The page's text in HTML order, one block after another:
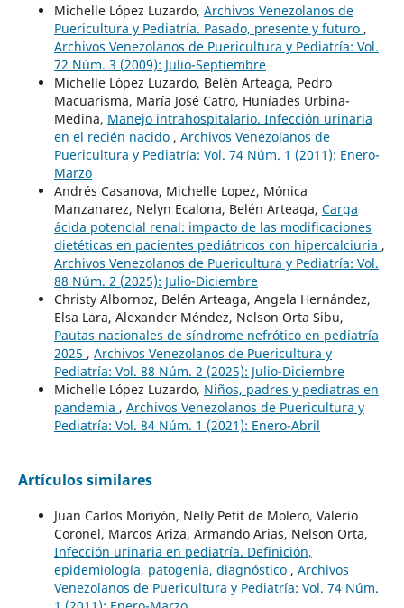
Michelle López Luzardo, Archivos Venezolanos de
Puericultura y Pediatría. Pasado, presente y futuro ,
Archivos Venezolanos de Puericultura y Pediatría: Vol.
72 Núm. 3 (2009): Julio-Septiembre
Michelle López Luzardo, Belén Arteaga, Pedro
Macuarisma, María José Catro, Huníades Urbina-
Medina, Manejo intrahospitalario. Infección urinaria
en el recién nacido , Archivos Venezolanos de
Puericultura y Pediatría: Vol. 74 Núm. 1 (2011): Enero-
Marzo
Andrés Casanova, Michelle Lopez, Mónica
Manzanarez, Nelyn Ecalona, Belén Arteaga, Carga
ácida potencial renal: impacto de las modificaciones
dietéticas en pacientes pediátricos con hipercalciuria ,
Archivos Venezolanos de Puericultura y Pediatría: Vol.
88 Núm. 2 (2025): Julio-Diciembre
Christy Albornoz, Belén Arteaga, Angela Hernández,
Elsa Lara, Alexander Méndez, Nelson Orta Sibu,
Pautas nacionales de síndrome nefrótico en pediatría
2025 , Archivos Venezolanos de Puericultura y
Pediatría: Vol. 88 Núm. 2 (2025): Julio-Diciembre
Michelle López Luzardo, Niños, padres y pediatras en
pandemia , Archivos Venezolanos de Puericultura y
Pediatría: Vol. 84 Núm. 1 (2021): Enero-Abril
Artículos similares
Juan Carlos Moriyón, Nelly Petit de Molero, Valerio
Coronel, Marcos Ariza, Armando Arias, Nelson Orta,
Infección urinaria en pediatría. Definición,
epidemiología, patogenia, diagnóstico , Archivos
Venezolanos de Puericultura y Pediatría: Vol. 74 Núm.